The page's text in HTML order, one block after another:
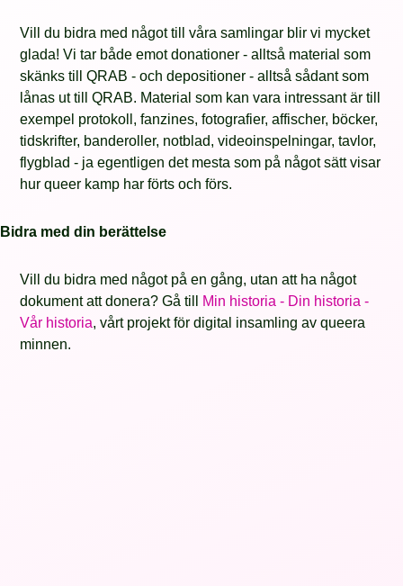
Vill du bidra med något till våra samlingar blir vi mycket
glada! Vi tar både emot donationer - alltså material som
skänks till QRAB - och depositioner - alltså sådant som
lånas ut till QRAB. Material som kan vara intressant är till
exempel protokoll, fanzines, fotografier, affischer, böcker,
tidskrifter, banderoller, notblad, videoinspelningar, tavlor,
flygblad - ja egentligen det mesta som på något sätt visar
hur queer kamp har förts och förs.
Bidra med din berättelse
Vill du bidra med något på en gång, utan att ha något
dokument att donera? Gå till Min historia - Din historia -
Vår historia, vårt projekt för digital insamling av queera
minnen.